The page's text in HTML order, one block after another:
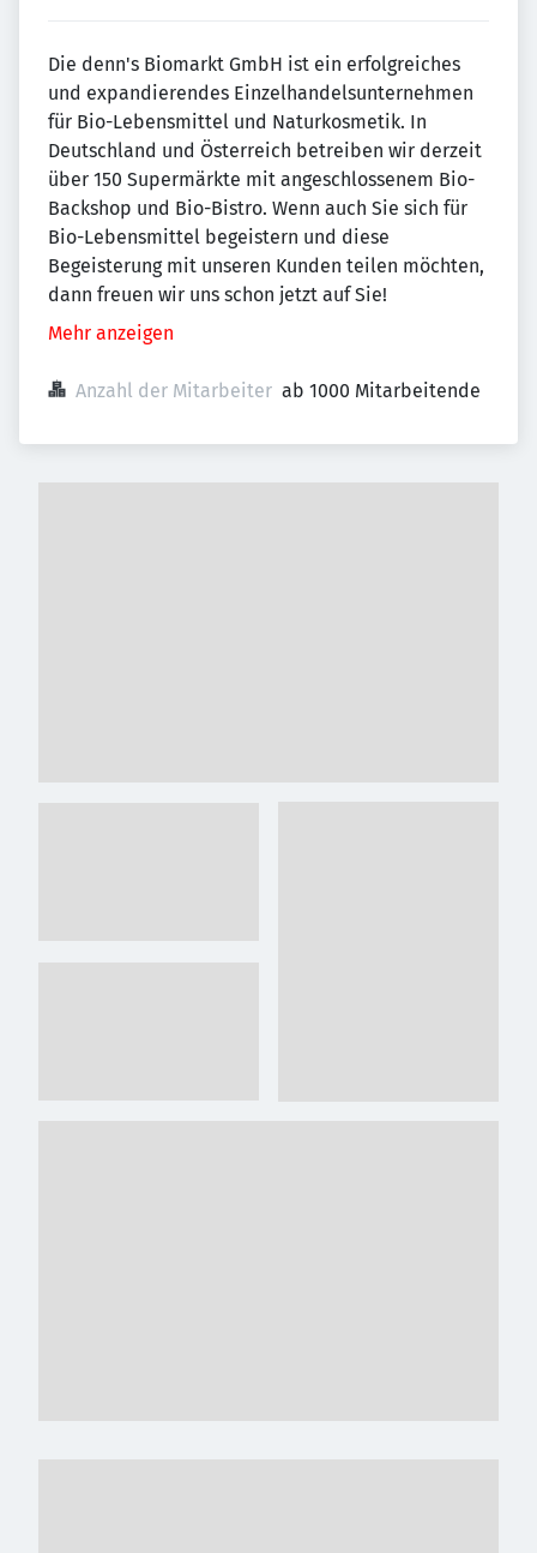
Die denn's Biomarkt GmbH ist ein erfolgreiches
und expandierendes Einzelhandelsunternehmen
für Bio-Lebensmittel und Naturkosmetik. In
Deutschland und Österreich betreiben wir derzeit
über 150 Supermärkte mit angeschlossenem Bio-
Backshop und Bio-Bistro. Wenn auch Sie sich für
Bio-Lebensmittel begeistern und diese
Begeisterung mit unseren Kunden teilen möchten,
dann freuen wir uns schon jetzt auf Sie!
Mehr anzeigen
Anzahl der Mitarbeiter ab 1000 Mitarbeitende